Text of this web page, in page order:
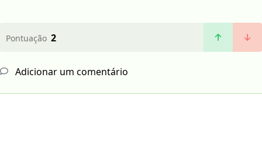
Pontuação 2
Adicionar um comentário